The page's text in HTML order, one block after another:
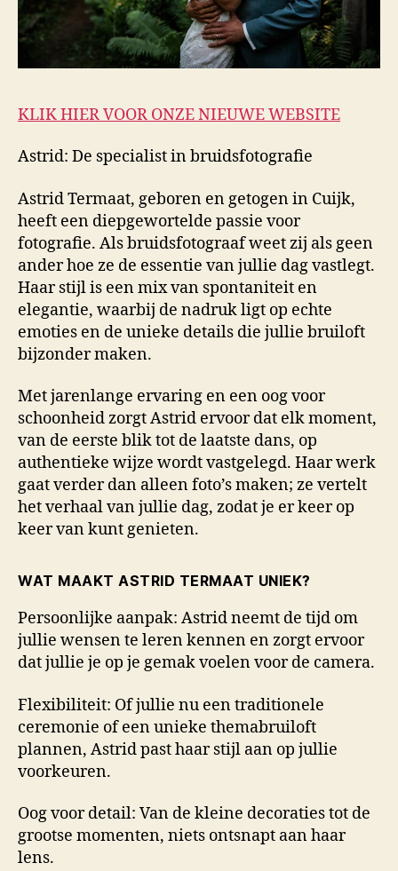
KLIK HIER VOOR ONZE NIEUWE WEBSITE
Astrid: De specialist in bruidsfotografie
Astrid Termaat, geboren en getogen in Cuijk,
heeft een diepgewortelde passie voor
fotografie. Als bruidsfotograaf weet zij als geen
ander hoe ze de essentie van jullie dag vastlegt.
Haar stijl is een mix van spontaniteit en
elegantie, waarbij de nadruk ligt op echte
emoties en de unieke details die jullie bruiloft
bijzonder maken.
Met jarenlange ervaring en een oog voor
schoonheid zorgt Astrid ervoor dat elk moment,
van de eerste blik tot de laatste dans, op
authentieke wijze wordt vastgelegd. Haar werk
gaat verder dan alleen foto’s maken; ze vertelt
het verhaal van jullie dag, zodat je er keer op
keer van kunt genieten.
WAT MAAKT ASTRID TERMAAT UNIEK?
Persoonlijke aanpak: Astrid neemt de tijd om
jullie wensen te leren kennen en zorgt ervoor
dat jullie je op je gemak voelen voor de camera.
Flexibiliteit: Of jullie nu een traditionele
ceremonie of een unieke themabruiloft
plannen, Astrid past haar stijl aan op jullie
voorkeuren.
Oog voor detail: Van de kleine decoraties tot de
grootse momenten, niets ontsnapt aan haar
lens.